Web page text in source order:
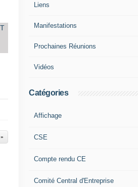
Liens
Manifestations
Prochaines Réunions
Vidéos
Catégories
Affichage
CSE
Compte rendu CE
Comité Central d'Entreprise